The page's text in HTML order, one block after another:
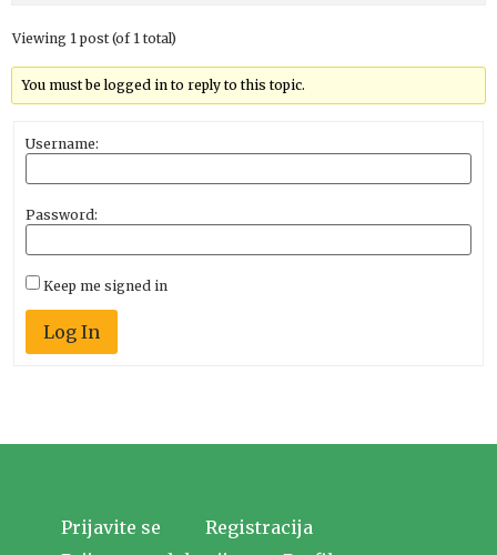
Viewing 1 post (of 1 total)
You must be logged in to reply to this topic.
Username:
Password:
Keep me signed in
Log In
Prijavite se
Registracija